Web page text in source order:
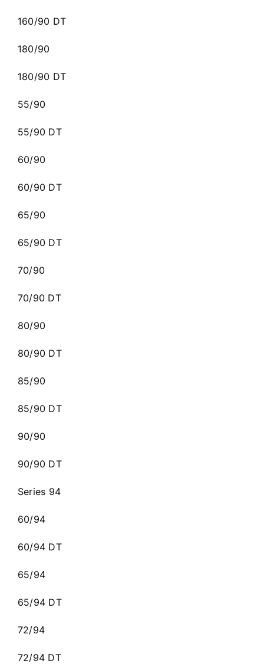
160/90 DT
180/90
180/90 DT
55/90
55/90 DT
60/90
60/90 DT
65/90
65/90 DT
70/90
70/90 DT
80/90
80/90 DT
85/90
85/90 DT
90/90
90/90 DT
Series 94
60/94
60/94 DT
65/94
65/94 DT
72/94
72/94 DT